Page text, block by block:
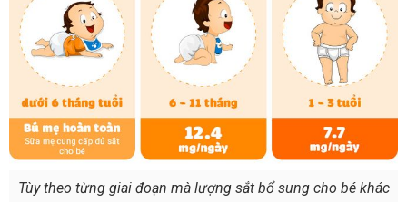
Tùy theo từng giai đoạn mà lượng sắt bổ sung cho bé khác